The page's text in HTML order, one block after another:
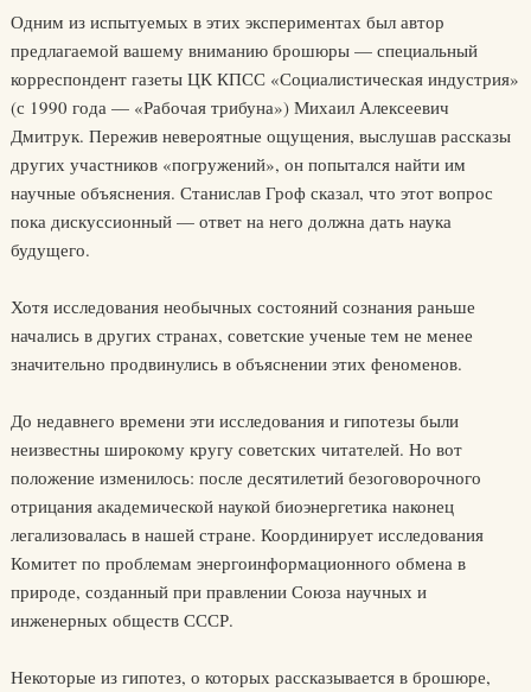
Одним из испытуемых в этих экспериментах был автор
предлагаемой вашему вниманию брошюры — специальный
корреспондент газеты ЦК КПСС «Социалистическая индустрия»
(с 1990 года — «Рабочая трибуна») Михаил Алексеевич
Дмитрук. Пережив невероятные ощущения, выслушав рассказы
других участников «погружений», он попытался найти им
научные объяснения. Станислав Гроф сказал, что этот вопрос
пока дискуссионный — ответ на него должна дать наука
будущего.
Хотя исследования необычных состояний сознания раньше
начались в других странах, советские ученые тем не менее
значительно продвинулись в объяснении этих феноменов.
До недавнего времени эти исследования и гипотезы были
неизвестны широкому кругу советских читателей. Но вот
положение изменилось: после десятилетий безоговорочного
отрицания академической наукой биоэнергетика наконец
легализовалась в нашей стране. Координирует исследования
Комитет по проблемам энергоинформационного обмена в
природе, созданный при правлении Союза научных и
инженерных обществ СССР.
Некоторые из гипотез, о которых рассказывается в брошюре,